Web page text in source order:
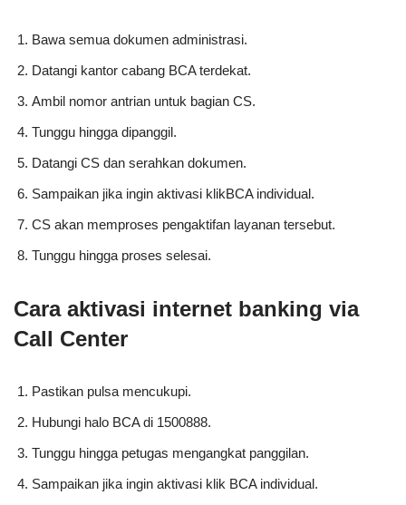
Bawa semua dokumen administrasi.
Datangi kantor cabang BCA terdekat.
Ambil nomor antrian untuk bagian CS.
Tunggu hingga dipanggil.
Datangi CS dan serahkan dokumen.
Sampaikan jika ingin aktivasi klikBCA individual.
CS akan memproses pengaktifan layanan tersebut.
Tunggu hingga proses selesai.
Cara aktivasi internet banking via
Call Center
Pastikan pulsa mencukupi.
Hubungi halo BCA di 1500888.
Tunggu hingga petugas mengangkat panggilan.
Sampaikan jika ingin aktivasi klik BCA individual.